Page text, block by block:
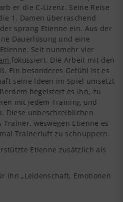
er die C-Lizenz. Seine Reise
1. Damen überraschend
sprang Etienne ein. Aus der
Dauerlösung und eine
Seit nunmehr vier
fokussiert. Die Arbeit mit den
Ein besonderes Gefühl ist es
seine Ideen im Spiel umsetzt
begeistert es ihn, zu
mit jedem Training und
Diese unbeschreiblichen
weswegen Etienne es
Trainerluft zu schnuppern.
Etienne zusätzlich als
ihn „Leidenschaft, Emotionen